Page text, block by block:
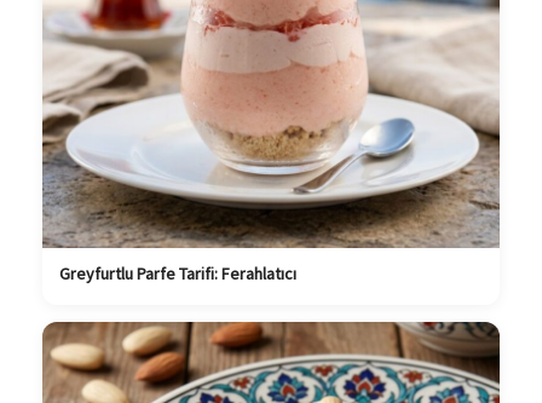
Greyfurtlu Parfe Tarifi: Ferahlatıcı